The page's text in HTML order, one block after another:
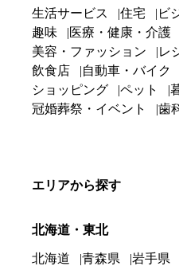
生活サービス 住宅 ビ
趣味
医療・健康・介護
美容・ファッション
レ
飲食店
自動車・バイク
ショッピング
ペット
冠婚葬祭・イベント
歯
エリアから探す
北海道・東北
北海道 青森県 岩手県